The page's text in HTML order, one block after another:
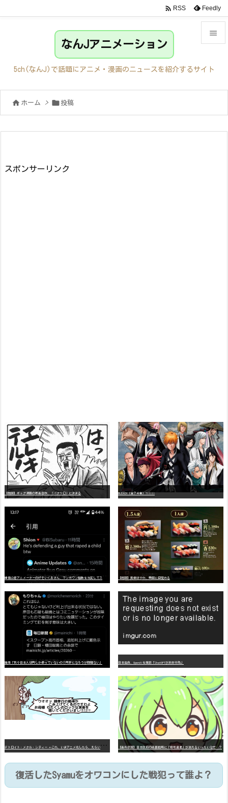

サイド
前へ

 RSS Feedly
なんJアニメーション
5ch(なんJ)で話題にアニメ・漫画のニュースを紹介するサイト
 ホーム >  投稿
スポンサーリンク
【朗報】ギャグ漫画の最高傑作、「パタリロ」に決まる BLEACH（全７４巻）?!!!!!
【朗報】美樹さやか、愛国に目覚める
識者「我々日本人は円しか使っていないので円安になろうが問題ない」 日本生命、OpenAIを提訴「ChatGPTが非弁行為」
デ
トロイト・メタル・シティー ⇐これ、いまアニメ化したら、えらいことになってたよな？ 【高市悲報】日本政府の成長戦略に「暗号資産」が消えるいったいなぜ…？
復活したSyamuをオワコンにした戦犯って誰よ？